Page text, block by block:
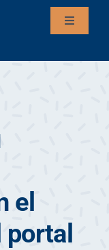
Toggle
el